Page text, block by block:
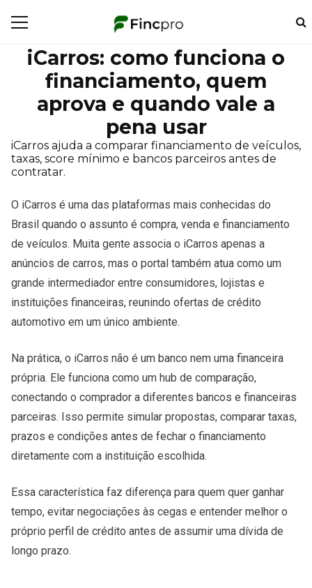
iCarros: como funciona o
financiamento, quem
aprova e quando vale a
pena usar
iCarros ajuda a comparar financiamento de veículos,
taxas, score mínimo e bancos parceiros antes de
contratar.
O iCarros é uma das plataformas mais conhecidas do
Brasil quando o assunto é compra, venda e financiamento
de veículos. Muita gente associa o iCarros apenas a
anúncios de carros, mas o portal também atua como um
grande intermediador entre consumidores, lojistas e
instituições financeiras, reunindo ofertas de crédito
automotivo em um único ambiente.
Na prática, o iCarros não é um banco nem uma financeira
própria. Ele funciona como um hub de comparação,
conectando o comprador a diferentes bancos e financeiras
parceiras. Isso permite simular propostas, comparar taxas,
prazos e condições antes de fechar o financiamento
diretamente com a instituição escolhida.
Essa característica faz diferença para quem quer ganhar
tempo, evitar negociações às cegas e entender melhor o
próprio perfil de crédito antes de assumir uma dívida de
longo prazo.